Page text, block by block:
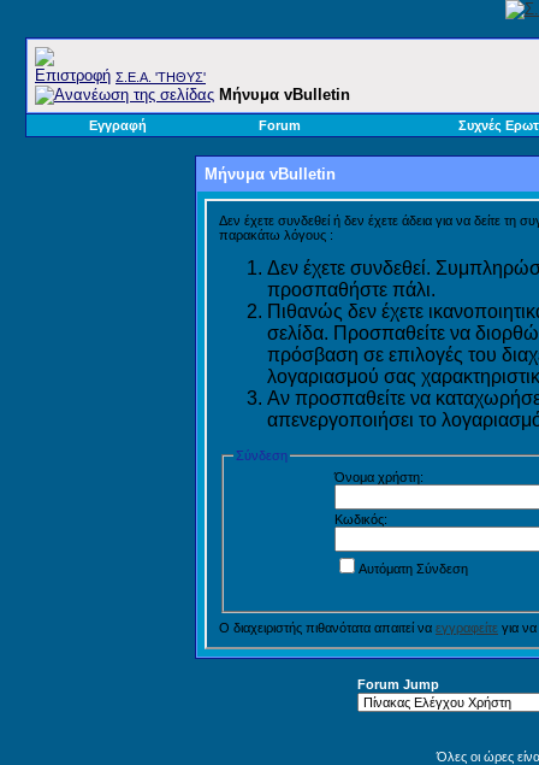
Σ.E.A. 'ΤΗΘΥΣ'
Μήνυμα vBulletin
Εγγραφή Forum Συχνές
Μήνυμα vBulletin
Δεν έχετε συνδεθεί ή δεν έχετε άδεια για να δείτε τη
παρακάτω λόγους :
Δεν έχετε συνδεθεί.
προσπαθήστε πάλι.
Πιθανώς δεν έχετε
σελίδα. Προσπαθείτε να
πρόσβαση σε επιλογές του
λογαριασμού σας
Αν προσπαθείτε να
απενεργοποιήσει το
Σύνδεση
Όνομα χρήστη:
Κωδικός:
Αυτόματη Σύνδεση
Ο διαχειριστής πιθανότατα απαιτεί να εγγραφείτε για
Forum Jump
Όλες οι ώρες